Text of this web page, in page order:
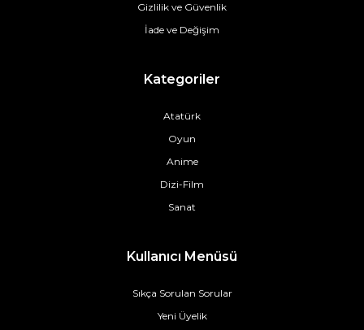
Gizlilik ve Güvenlik
İade ve Değişim
Kategoriler
Atatürk
Oyun
Anime
Dizi-Film
Sanat
Kullanıcı Menüsü
Sıkça Sorulan Sorular
Yeni Üyelik